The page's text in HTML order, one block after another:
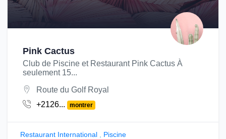
Pink Cactus
Club de Piscine et Restaurant Pink Cactus À
seulement 15...
Route du Golf Royal
+2126...
montrer
Restaurant International Piscine